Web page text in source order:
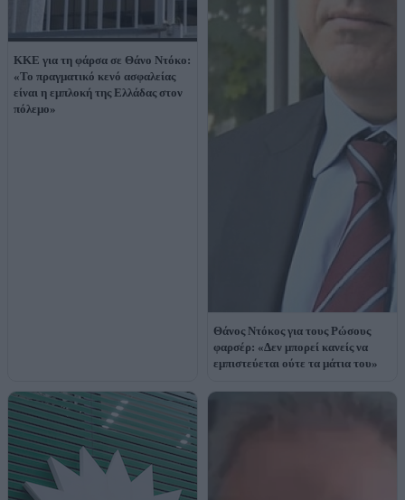
ΚΚΕ για τη φάρσα σε Θάνο Ντόκο:
«Το πραγματικό κενό ασφαλείας
είναι η εμπλοκή της Ελλάδας στον
πόλεμο»
Θάνος Ντόκος για τους Ρώσους
φαρσέρ: «Δεν μπορεί κανείς να
εμπιστεύεται ούτε τα μάτια του»